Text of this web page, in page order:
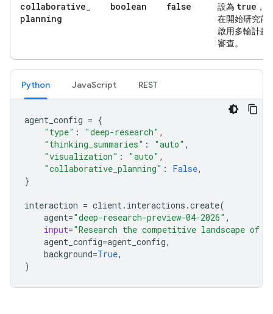
collaborative_
planning
boolean false 設為 true ，
在開始研究前
啟用多輪計畫
審查。
Python JavaScript REST
agent_config = {
"type" : "deep-research" ,
"thinking_summaries" : "auto" ,
"visualization" : "auto" ,
"collaborative_planning" : False,
}
interaction = client. interactions .create(
agent="deep-research-preview-04-2026" ,
input="Research the competitive landscape of
agent_config=agent_config,
background=True,
)